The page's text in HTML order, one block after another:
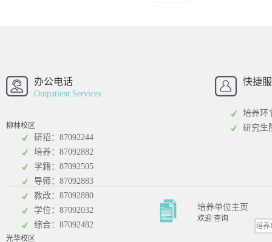
招办
工商管理学院
办公电话
Outpatient Services
柳林校区
研招：87092244
培养：87092882
学籍：87092505
导师：87092883
教改：87092880
学位：87092032
综合：87092482
光华校区
快捷
培养环
研究生
培养单位主页
欢迎 查询